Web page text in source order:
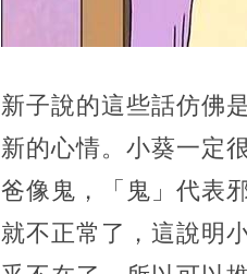
新子說的這些話仿佛
新的心情。小葵一定
爸像鬼，「鬼」代表
就不正常了，這說明